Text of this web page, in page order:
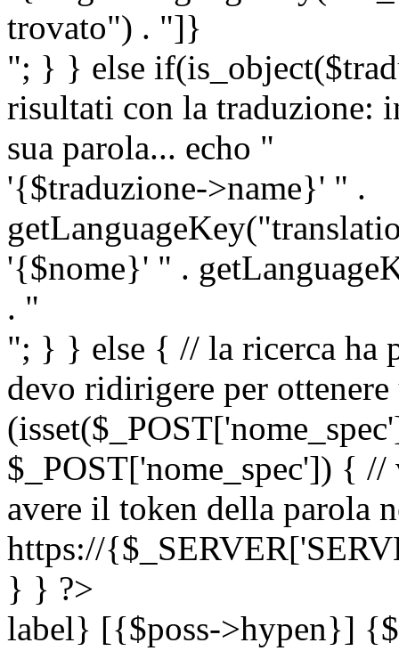
trovato") . "]}
"; } } else
risultati con la traduzione:
sua parola... echo "
'{$traduzione->name}' " .
'{$nome}' " .
. "
"; } } else { // la ricerca ha
devo ridirigere per
$_POST['nome_spec']) {
avere il token della parola
https://
} } ?>
label} [{$poss->hypen}]